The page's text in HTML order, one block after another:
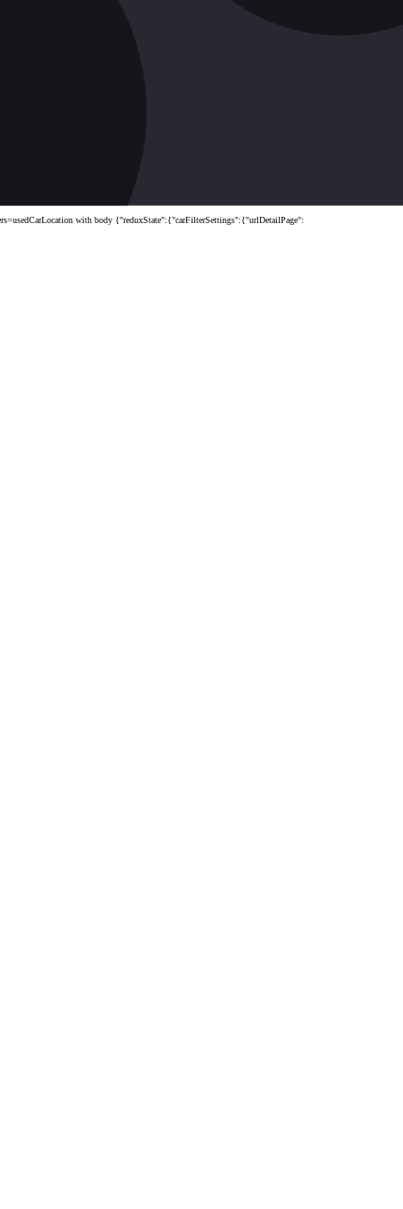
with body {"reduxState":{"carFilterSettings":{"urlDetailPage":